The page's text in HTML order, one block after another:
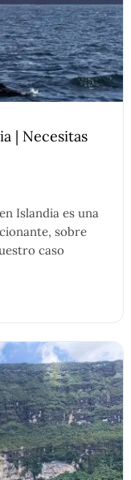
| Necesitas
Islandia es una
sobre
caso